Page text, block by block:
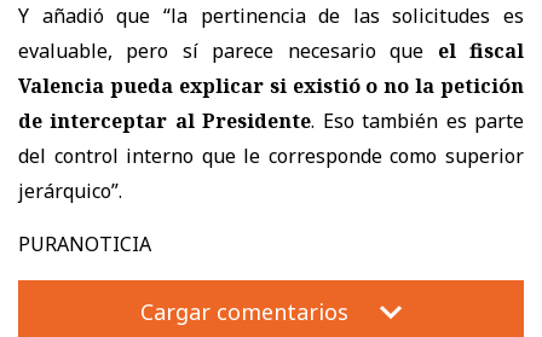
Y añadió que “la pertinencia de las solicitudes es
evaluable, pero sí parece necesario que el fiscal
Valencia pueda explicar si existió o no la petición
de interceptar al Presidente. Eso también es parte
del control interno que le corresponde como superior
jerárquico”.
PURANOTICIA
Cargar comentarios